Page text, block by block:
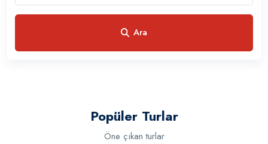
Ara
Popüler Turlar
Öne çıkan turlar